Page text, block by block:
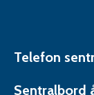
Telefon
Sentralbord